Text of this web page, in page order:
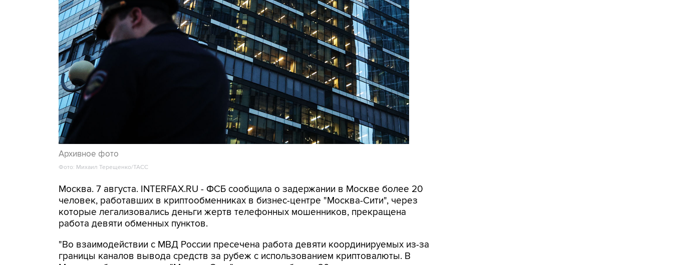
Архивное фото
Фото: Михаил Терещенко/ТАСС
Москва. 7 августа. INTERFAX.RU - ФСБ сообщила о задержании в Москве более 20
человек, работавших в криптообменниках в бизнес-центре "Москва-Сити", через
которые легализовались деньги жертв телефонных мошенников, прекращена
работа девяти обменных пунктов.
"Во взаимодействии с МВД России пресечена работа девяти координируемых из-за
границы каналов вывода средств за рубеж с использованием криптовалюты. В